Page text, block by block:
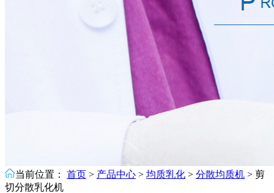
当前位置： 首页 > 产品中心 > 均质乳化 > 分散均质机 > 剪
切分散乳化机